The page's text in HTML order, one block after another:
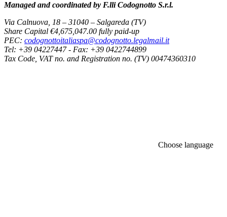
Managed and coordinated by F.lli Codognotto S.r.l.
Via Calnuova, 18 – 31040 – Salgareda (TV)
Share Capital €4,675,047.00 fully paid-up
PEC: codognottoitaliaspa@codognotto.legalmail.it
Tel: +39 04227447 - Fax: +39 0422744899
Tax Code, VAT no. and Registration no. (TV) 00474360310
Choose language